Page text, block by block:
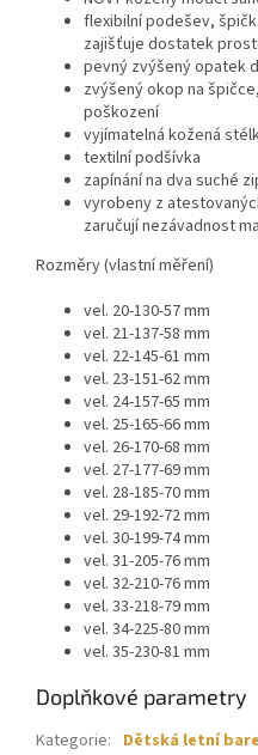
flexibilní podešev,
zajišťuje dostatek
pevný zvýšený opatek
zvýšený okop na
poškození
vyjímatelná kožená
textilní podšívka
zapínání na dva suché
vyrobeny z
zaručují nezávadnost
Rozměry (vlastní měření)
vel. 20-130-57 mm
vel. 21-137-58 mm
vel. 22-145-61 mm
vel. 23-151-62 mm
vel. 24-157-65 mm
vel. 25-165-66 mm
vel. 26-170-68 mm
vel. 27-177-69 mm
vel. 28-185-70 mm
vel. 29-192-72 mm
vel. 30-199-74 mm
vel. 31-205-76 mm
vel. 32-210-76 mm
vel. 33-218-79 mm
vel. 34-225-80 mm
vel. 35-230-81 mm
Doplňkové parametry
Kategorie: Dětská letní